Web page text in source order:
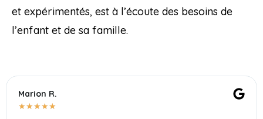
et expérimentés, est à l’écoute des besoins de
l’enfant et de sa famille.
Marion R.​
★★★★★